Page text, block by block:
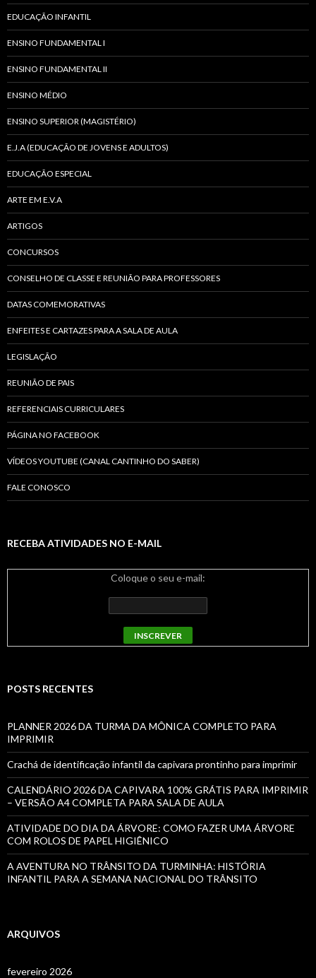
EDUCAÇÃO INFANTIL
ENSINO FUNDAMENTAL I
ENSINO FUNDAMENTAL II
ENSINO MÉDIO
ENSINO SUPERIOR (MAGISTÉRIO)
E.J.A (EDUCAÇÃO DE JOVENS E ADULTOS)
EDUCAÇÃO ESPECIAL
ARTE EM E.V.A
ARTIGOS
CONCURSOS
CONSELHO DE CLASSE E REUNIÃO PARA PROFESSORES
DATAS COMEMORATIVAS
ENFEITES E CARTAZES PARA A SALA DE AULA
LEGISLAÇÃO
REUNIÃO DE PAIS
REFERENCIAIS CURRICULARES
PÁGINA NO FACEBOOK
VÍDEOS YOUTUBE (CANAL CANTINHO DO SABER)
FALE CONOSCO
RECEBA ATIVIDADES NO E-MAIL
Coloque o seu e-mail:
POSTS RECENTES
PLANNER 2026 DA TURMA DA MÔNICA COMPLETO PARA
IMPRIMIR
Crachá de identificação infantil da capivara prontinho para imprimir
CALENDÁRIO 2026 DA CAPIVARA 100% GRÁTIS PARA IMPRIMIR
– VERSÃO A4 COMPLETA PARA SALA DE AULA
ATIVIDADE DO DIA DA ÁRVORE: COMO FAZER UMA ÁRVORE
COM ROLOS DE PAPEL HIGIÊNICO
A AVENTURA NO TRÂNSITO DA TURMINHA: HISTÓRIA
INFANTIL PARA A SEMANA NACIONAL DO TRÂNSITO
ARQUIVOS
fevereiro 2026